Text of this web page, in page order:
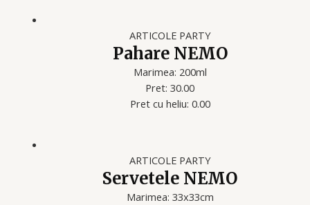
ARTICOLE PARTY
Pahare NEMO
Marimea: 200ml
Pret: 30.00
Pret cu heliu: 0.00
ARTICOLE PARTY
Servetele NEMO
Marimea: 33x33cm